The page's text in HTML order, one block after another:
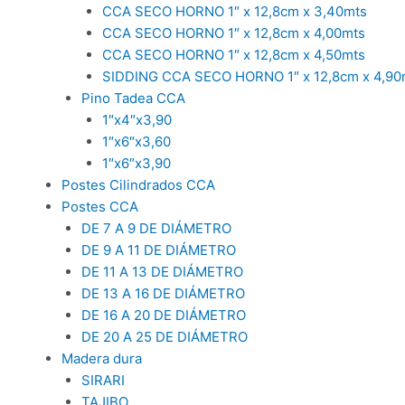
CCA SECO HORNO 1″ x 12,8cm x 3,40mts
CCA SECO HORNO 1″ x 12,8cm x 4,00mts
CCA SECO HORNO 1″ x 12,8cm x 4,50mts
SIDDING CCA SECO HORNO 1″ x 12,8cm x
Pino Tadea CCA
1″x4″x3,90
1″x6″x3,60
1″x6″x3,90
Postes Cilindrados CCA
Postes CCA
DE 7 A 9 DE DIÁMETRO
DE 9 A 11 DE DIÁMETRO
DE 11 A 13 DE DIÁMETRO
DE 13 A 16 DE DIÁMETRO
DE 16 A 20 DE DIÁMETRO
DE 20 A 25 DE DIÁMETRO
Madera dura
SIRARI
TAJIBO